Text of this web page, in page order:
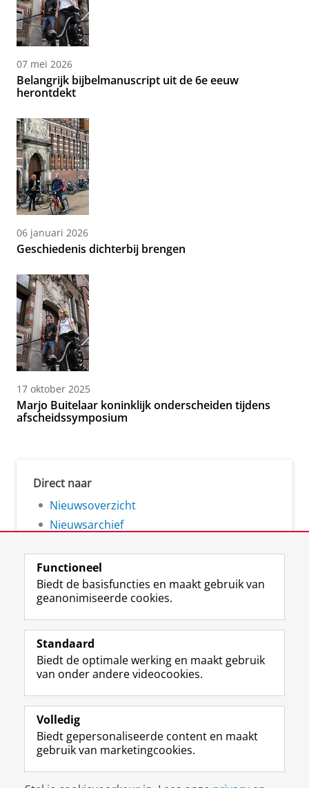
07 mei 2026
Belangrijk bijbelmanuscript uit de 6e eeuw
herontdekt
06 januari 2026
Geschiedenis dichterbij brengen
17 oktober 2025
Marjo Buitelaar koninklijk onderscheiden tijdens
afscheidssymposium
Direct naar
Nieuwsoverzicht
Nieuwsarchief
Volg de RUG
F
a
e
b
o
p
a
i
L
i
k
e
I
-
p
g
R
S
-
f
e
R
k
I
n
t
r
m
c
Y
o
T
e
k
a
Studiekiezers
Alumni
Over ons
Disclaimer & Copyright
Functioneel
Biedt de basisfuncties en maakt gebruik van
geanonimiseerde cookies.
Standaard
Biedt de optimale werking en maakt gebruik
van onder andere videocookies.
Volledig
Biedt gepersonaliseerde content en maakt
gebruik van marketingcookies.